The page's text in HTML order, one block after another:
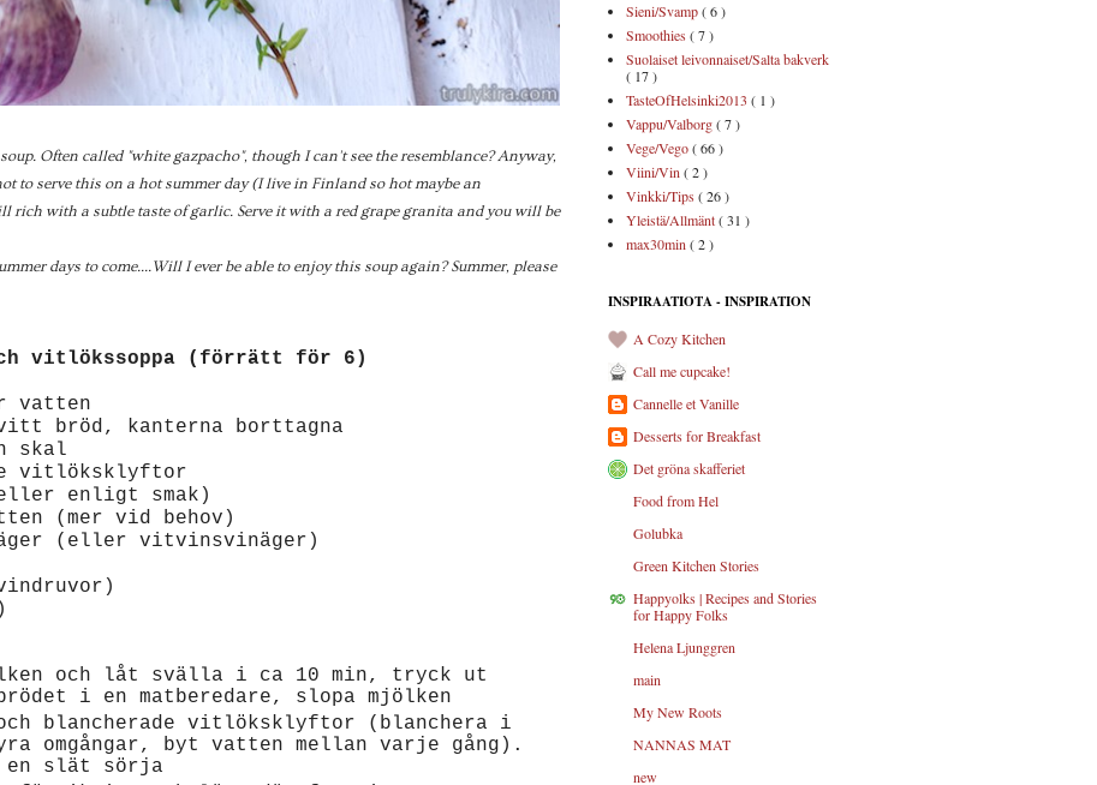
Often called "white gazpacho", though I can't see the resemblance? Anyway,
to serve this on a hot summer day (I live in Finland so hot maybe an
rich with a subtle taste of garlic. Serve it with a red grape granita and you will be
days to come....Will I ever be able to enjoy this soup again? Summer, please
vitlökssoppa (förrätt för 6)
vatten
vitt bröd, kanterna borttagna
skal
vitlöksklyftor
enligt smak)
(mer vid behov)
(eller vitvinsvinäger)
och låt svälla i ca 10 min, tryck ut
i en matberedare, slopa mjölken
blancherade vitlöksklyftor (blanchera i
omgångar, byt vatten mellan varje gång).
slät sörja
Sieni/Svamp( 6 )
Smoothies ( 7 )
Suolaiset leivonnaiset/Salta bakverk
( 17 )
TasteOfHelsinki2013 ( 1 )
Vappu/Valborg( 7 )
Vege/Vego( 66 )
Viini/Vin ( 2 )
Vinkki/Tips ( 26 )
Yleistä/Allmänt( 31 )
max30min ( 2 )
INSPIRAATIOTA - INSPIRATION
A Cozy Kitchen
Call me cupcake!
Cannelle et Vanille
Desserts for Breakfast
Det gröna skafferiet
Food from Hel
Golubka
Green Kitchen Stories
Happyolks | Recipes and Stories
for Happy Folks
Helena Ljunggren
main
My New Roots
NANNAS MAT
new